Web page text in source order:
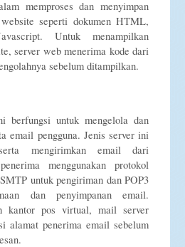
memproses dan menyimpan
seperti dokumen HTML,
Untuk menampilkan
server web menerima kode dari
sebelum ditampilkan.
berfungsi untuk mengelola dan
email pengguna. Jenis server ini
mengirimkan email dari
menggunakan protokol
untuk pengiriman dan POP3
dan penyimpanan email.
kantor pos virtual, mail server
alamat penerima email sebelum